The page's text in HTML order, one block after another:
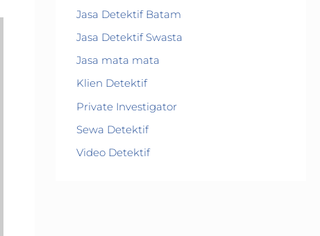
Jasa Detektif Batam
Jasa Detektif Swasta
Jasa mata mata
Klien Detektif
Private Investigator
Sewa Detektif
Video Detektif